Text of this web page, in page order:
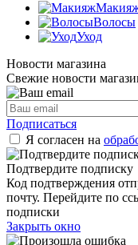
Волосы
Уход
Новости магазина
Свежие новости
Подписаться
Я согласен на
Подтвердите подписку
Код подтверждения
почту. Перейдите по
подписки
Закрыть окно